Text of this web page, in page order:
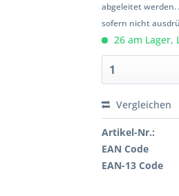
abgeleitet
sofern nicht
26 am Lager,
Vergleichen
Artikel-Nr.:
EAN Code
EAN-13 Code